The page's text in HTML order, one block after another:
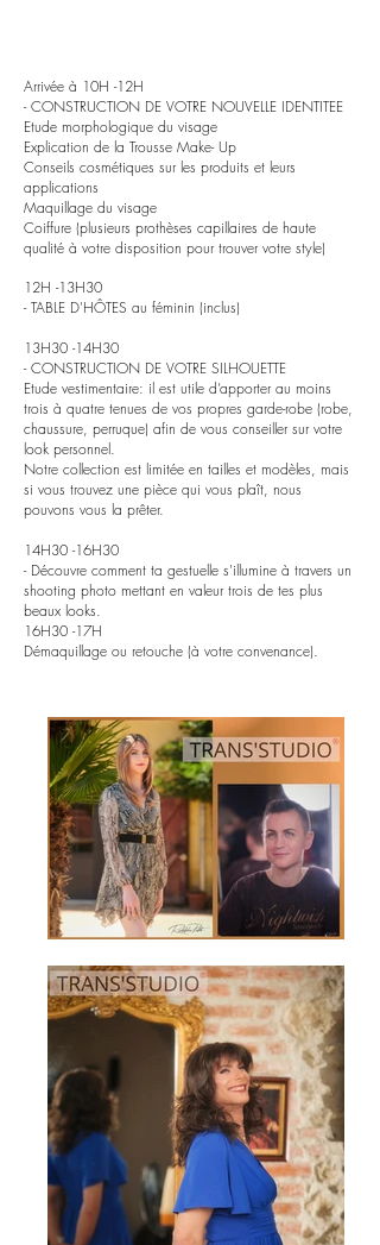
Arrivée à 10H -12H
- CONSTRUCTION DE VOTRE NOUVELLE IDENTITEE
Etude morphologique du visage
Explication de la Trousse Make- Up
Conseils cosmétiques sur les produits et leurs
applications
Maquillage du visage
Coiffure (plusieurs prothèses capillaires de haute
qualité à votre disposition pour trouver votre style)
12H -13H30
- TABLE D'HÔTES au féminin (inclus)
13H30 -14H30
- CONSTRUCTION DE VOTRE SILHOUETTE
Etude vestimentaire: il est utile d’apporter au moins
trois à quatre tenues de vos propres garde-robe (robe,
chaussure, perruque) afin de vous conseiller sur votre
look personnel.
Notre collection est limitée en tailles et modèles, mais
si vous trouvez une pièce qui vous plaît, nous
pouvons vous la prêter.
14H30 -16H30
- Découvre comment ta gestuelle s'illumine à travers un
shooting photo mettant en valeur trois de tes plus
beaux looks.
16H30 -17H
Démaquillage ou retouche (à votre convenance).